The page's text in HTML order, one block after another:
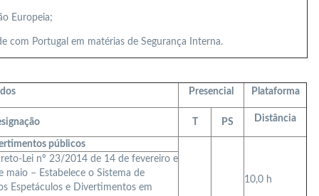
Europeia;
com Portugal em matérias de Segurança Interna.
Presencial Plataforma
PS Distância
públicos
10,0 h
Lei nº 23/2014 de 14 de fevereiro e
– Estabelece o Sistema de
Espetáculos e Divertimentos em